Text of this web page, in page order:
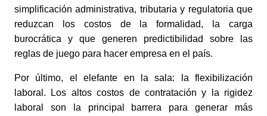
simplificación administrativa, tributaria y regulatoria que
reduzcan los costos de la formalidad, la carga
burocrática y que generen predictibilidad sobre las
reglas de juego para hacer empresa en el país.
Por último, el elefante en la sala: la flexibilización
laboral. Los altos costos de contratación y la rigidez
laboral son la principal barrera para generar más